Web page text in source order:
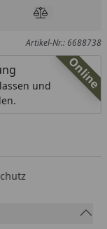
Produkt
Artikel-Nr.: 6688738
Online
und